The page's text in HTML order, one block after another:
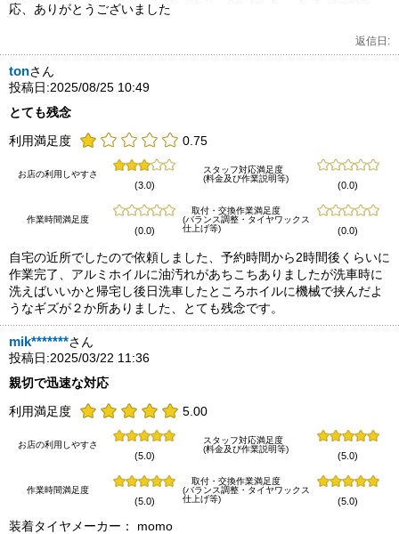
応、ありがとうございました
返信日:
tonさん
投稿日:2025/08/25 10:49
とても残念
利用満足度
0.75
お店の利用しやすさ
(3.0)
スタッフ対応満足度
(料金及び作業説明等)
(0.0)
作業時間満足度
(0.0)
取付・交換作業満足度
(バランス調整・タイヤワックス
仕上げ等)
(0.0)
自宅の近所でしたので依頼しました、予約時間から2時間後くらいに
作業完了、アルミホイルに油汚れがあちこちありましたが洗車時に
洗えばいいかと帰宅し後日洗車したところホイルに機械で挟んだよ
うなギズが２か所ありました、とても残念です。
mik*******さん
投稿日:2025/03/22 11:36
親切で迅速な対応
利用満足度
5.00
お店の利用しやすさ
(5.0)
スタッフ対応満足度
(料金及び作業説明等)
(5.0)
作業時間満足度
(5.0)
取付・交換作業満足度
(バランス調整・タイヤワックス
仕上げ等)
(5.0)
装着タイヤメーカー： momo